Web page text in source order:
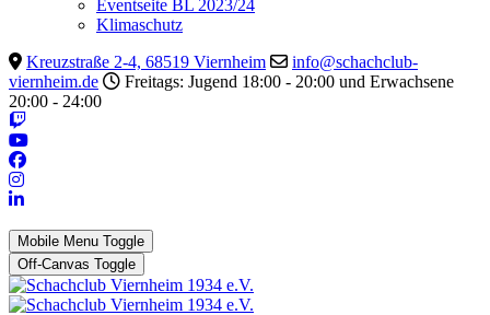
Eventseite BL 2023/24
Klimaschutz
Kreuzstraße 2-4, 68519 Viernheim
info@schachclub-
viernheim.de
Freitags: Jugend 18:00 - 20:00 und Erwachsene
20:00 - 24:00
Mobile Menu Toggle
Off-Canvas Toggle